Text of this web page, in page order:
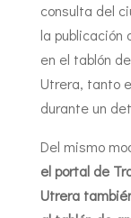
consulta del
la publicación
en el tablón
Utrera, tanto
durante un
Del mismo
el portal de
Utrera